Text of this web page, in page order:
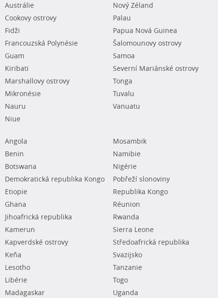
Austrálie
Cookovy ostrovy
Fidži
Francouzská Polynésie
Guam
Kiribati
Marshallovy ostrovy
Mikronésie
Nauru
Niue
Nový Zéland
Palau
Papua Nová Guinea
Šalomounovy ostrovy
Samoa
Severní Mariánské ostrovy
Tonga
Tuvalu
Vanuatu
Angola
Benin
Botswana
Demokratická republika Kongo
Etiopie
Ghana
Jihoafrická republika
Kamerun
Kapverdské ostrovy
Keňa
Lesotho
Libérie
Madagaskar
Mosambik
Namibie
Nigérie
Pobřeží slonoviny
Republika Kongo
Réunion
Rwanda
Sierra Leone
Středoafrická republika
Svazijsko
Tanzanie
Togo
Uganda